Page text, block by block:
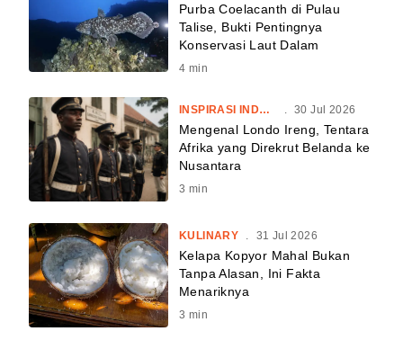
Purba Coelacanth di Pulau
Talise, Bukti Pentingnya
Konservasi Laut Dalam
4 min
INSPIRASI INDONESIA 30 Jul 2026
Mengenal Londo Ireng, Tentara
Afrika yang Direkrut Belanda ke
Nusantara
3 min
KULINARY . 31 Jul 2026
Kelapa Kopyor Mahal Bukan
Tanpa Alasan, Ini Fakta
Menariknya
3 min